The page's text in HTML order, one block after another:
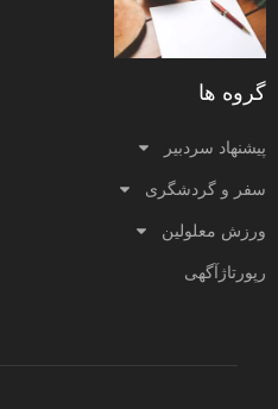
گروه ها
پیشنهاد سردبیر
سفر و گردشگری
ورزش معلولین
رپورتاژآگهی